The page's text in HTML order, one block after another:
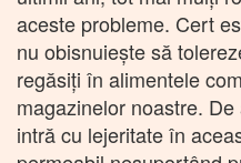
aceste probleme. Cert
nu obisnuieşte să
regăsiţi în alimentele
magazinelor noastre.
intră cu lejeritate în